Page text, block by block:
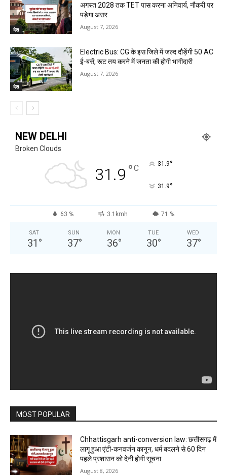
देश
अगस्त 2028 तक TET पास करना अनिवार्य, नौकरी पर
पड़ेगा असर
August 7, 2026
देश
Electric Bus: CG के इस जिले में जल्द दौड़ेंगी 50 AC
ई-बसें, रूट तय करने में जनता की होगी भागीदारी
August 7, 2026
NEW DELHI
Broken Clouds
31.9 °C 31.9°
31.9°
63 % 3.1kmh 71 %
SAT
31 °
SUN
37°
MON
36°
TUE
30°
WED
37°
MOST POPULAR
Chhattisgarh anti-conversion law: छत्तीसगढ़ में
लागू हुआ एंटी-कनवर्जन कानून, धर्म बदलने से 60 दिन
पहले प्रशासन को देनी होगी सूचना
August 8, 2026